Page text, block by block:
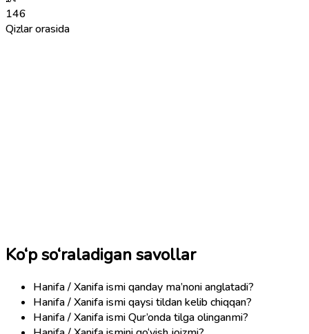
146
Qizlar orasida
Ko‘p so‘raladigan savollar
Hanifa / Xanifa ismi qanday ma’noni anglatadi?
Hanifa / Xanifa ismi qaysi tildan kelib chiqqan?
Hanifa / Xanifa ismi Qur’onda tilga olinganmi?